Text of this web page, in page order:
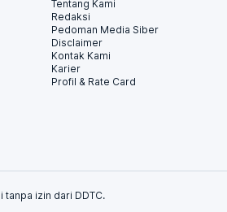
Tentang Kami
Redaksi
Pedoman Media Siber
Disclaimer
Kontak Kami
Karier
Profil & Rate Card
tanpa izin dari DDTC.